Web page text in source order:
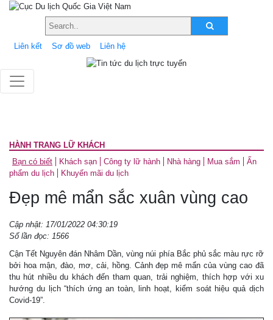
Liên kết Sơ đồ web Liên hệ
HÀNH TRANG LỮ KHÁCH
Bạn có biết
Khách sạn Công ty lữ hành Nhà hàng Mua sắm
Ấn
phẩm du lịch
Khuyến mãi du lịch
Đẹp mê mẩn sắc xuân vùng cao
Cập nhật: 17/01/2022 04:30:19
Số lần đọc: 1566
Cận Tết Nguyên đán Nhâm Dần, vùng núi phía Bắc phủ sắc màu rực rỡ
bởi hoa mận, đào, mơ, cải, hồng. Cảnh đẹp mê mẩn của vùng cao đã
thu hút nhiều du khách đến tham quan, trải nghiệm, thích hợp với xu
hướng du lịch “thích ứng an toàn, linh hoạt, kiểm soát hiệu quả dịch
Covid-19”.